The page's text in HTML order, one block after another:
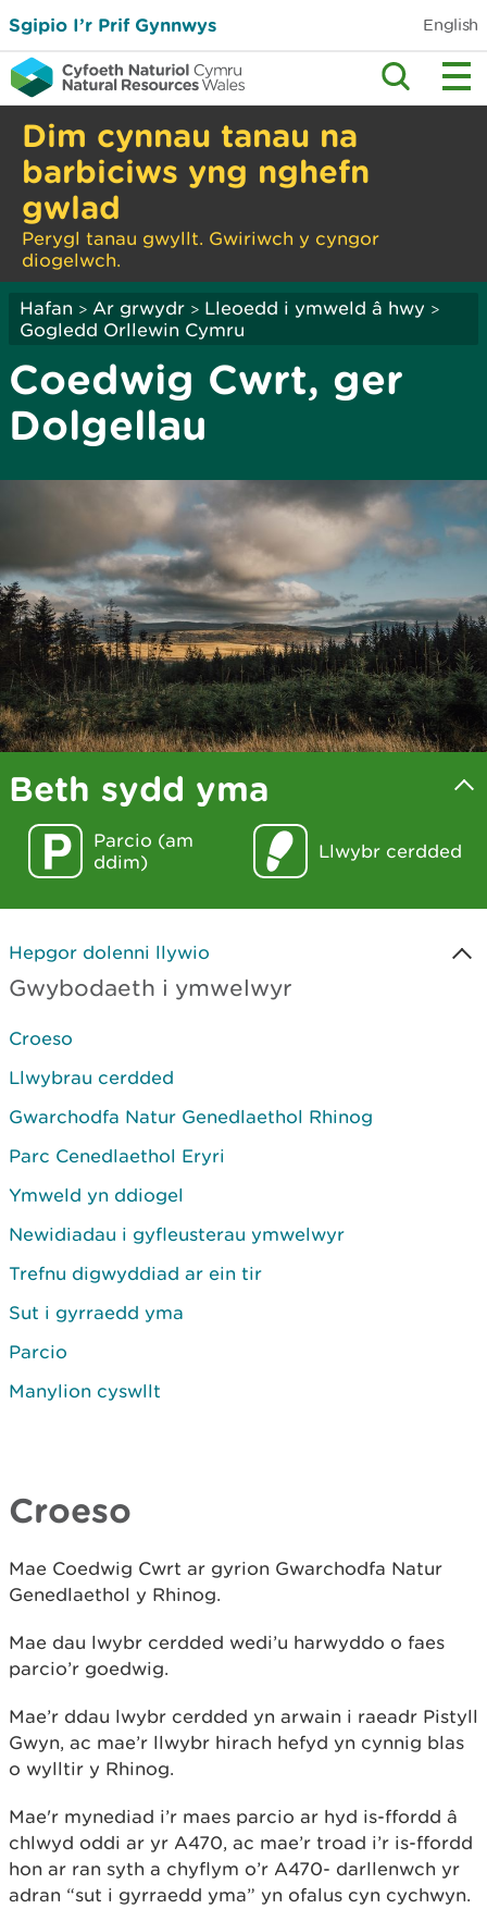
Sgipio I’r Prif Gynnwys English
Dim cynnau tanau na
barbiciws yng nghefn
gwlad
Perygl tanau gwyllt. Gwiriwch y cyngor
diogelwch.
Hafan > Ar grwydr > Lleoedd i ymweld â hwy >
Gogledd Orllewin Cymru
Coedwig Cwrt, ger
Dolgellau
Beth sydd yma
Parcio (am
ddim)
Llwybr cerdded
Hepgor dolenni llywio
Gwybodaeth i ymwelwyr
Croeso
Llwybrau cerdded
Gwarchodfa Natur Genedlaethol Rhinog
Parc Cenedlaethol Eryri
Ymweld yn ddiogel
Newidiadau i gyfleusterau ymwelwyr
Trefnu digwyddiad ar ein tir
Sut i gyrraedd yma
Parcio
Manylion cyswllt
Croeso
Mae Coedwig Cwrt ar gyrion Gwarchodfa Natur
Genedlaethol y Rhinog.
Mae dau lwybr cerdded wedi’u harwyddo o faes
parcio’r goedwig.
Mae’r ddau lwybr cerdded yn arwain i raeadr Pistyll
Gwyn, ac mae’r llwybr hirach hefyd yn cynnig blas
o wylltir y Rhinog.
Mae'r mynediad i’r maes parcio ar hyd is-ffordd â
chlwyd oddi ar yr A470, ac mae’r troad i’r is-ffordd
hon ar ran syth a chyflym o’r A470- darllenwch yr
adran “sut i gyrraedd yma” yn ofalus cyn cychwyn.